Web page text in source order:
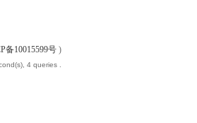
备10015599号 )
4 queries .